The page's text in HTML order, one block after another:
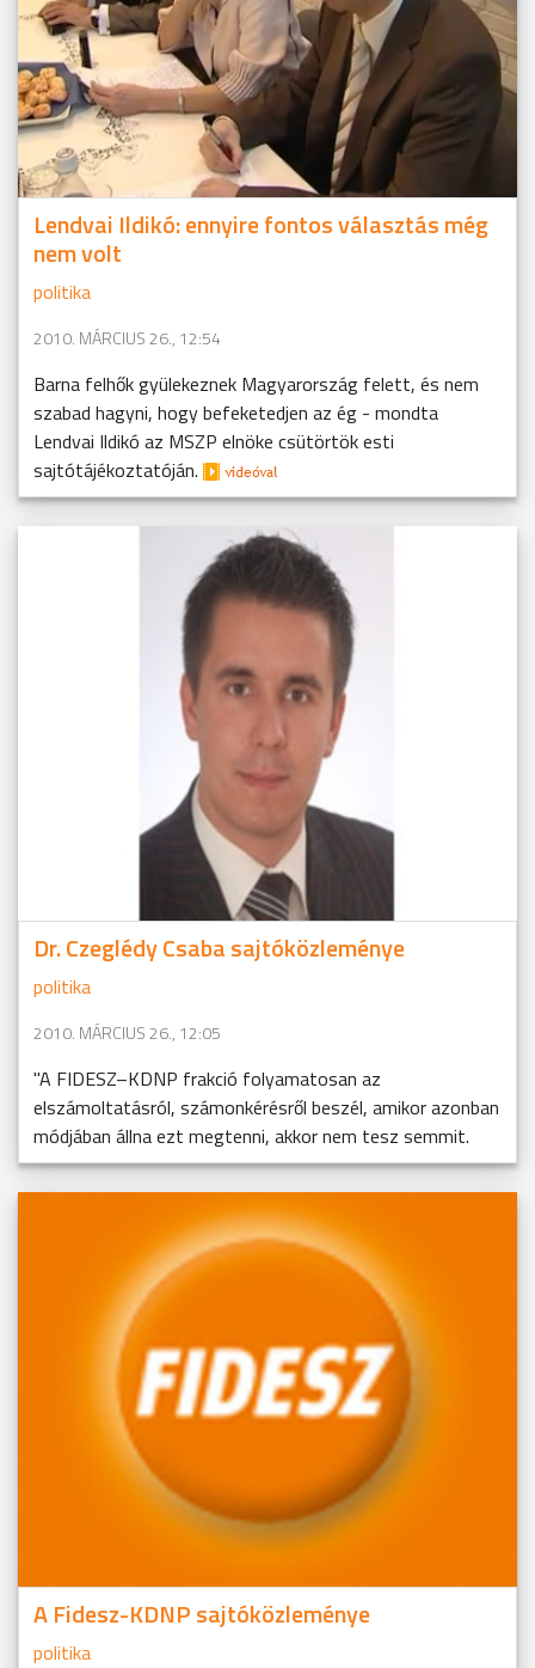
Lendvai Ildikó: ennyire fontos választás még
nem volt
politika
2010. MÁRCIUS 26., 12:54
Barna felhők gyülekeznek Magyarország felett, és nem
szabad hagyni, hogy befeketedjen az ég - mondta
Lendvai Ildikó az MSZP elnöke csütörtök esti
sajtótájékoztatóján.
Dr. Czeglédy Csaba sajtóközleménye
politika
2010. MÁRCIUS 26., 12:05
"A FIDESZ–KDNP frakció folyamatosan az
elszámoltatásról, számonkérésről beszél, amikor azonban
módjában állna ezt megtenni, akkor nem tesz semmit.
A Fidesz-KDNP sajtóközleménye
politika